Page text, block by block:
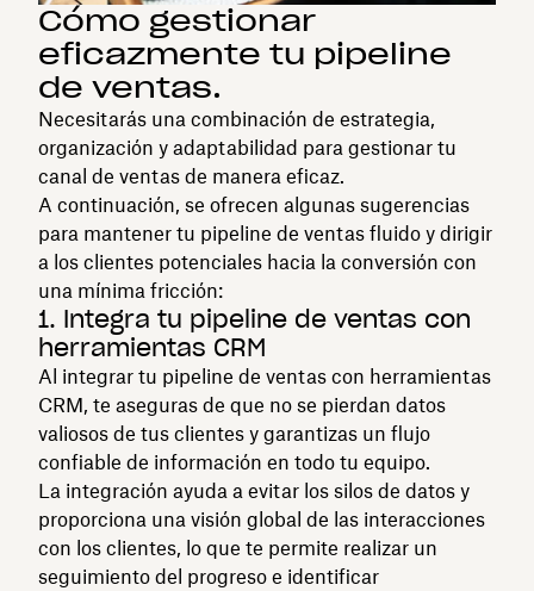
Cómo gestionar
eficazmente tu pipeline
de ventas.
Necesitarás una combinación de estrategia,
organización y adaptabilidad para gestionar tu
canal de ventas de manera eficaz.
A continuación, se ofrecen algunas sugerencias
para mantener tu pipeline de ventas fluido y dirigir
a los clientes potenciales hacia la conversión con
una mínima fricción:
1. Integra tu pipeline de ventas con
herramientas CRM
Al integrar tu pipeline de ventas con herramientas
CRM, te aseguras de que no se pierdan datos
valiosos de tus clientes y garantizas un flujo
confiable de información en todo tu equipo.
La integración ayuda a evitar los silos de datos y
proporciona una visión global de las interacciones
con los clientes, lo que te permite realizar un
seguimiento del progreso e identificar